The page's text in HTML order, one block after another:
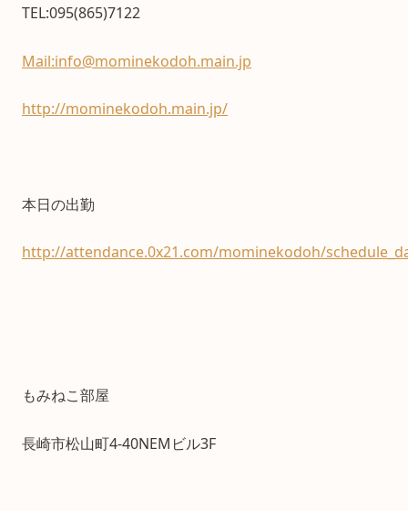
TEL:095(865)7122
Mail:info@mominekodoh.main.jp
http://mominekodoh.main.jp/
本日の出勤
http://attendance.0x21.com/mominekodoh/
もみねこ部屋
長崎市松山町4-40NEMビル3F